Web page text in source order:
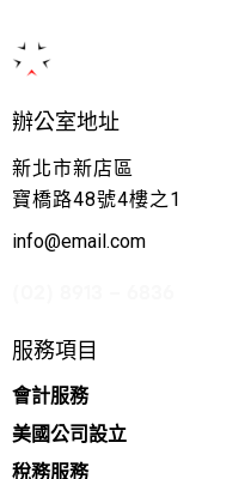
辦公室地址
新北市新店區
寶橋路48號4樓之1
info@email.com
服務項目
會計服務
美國公司設立
稅務服務